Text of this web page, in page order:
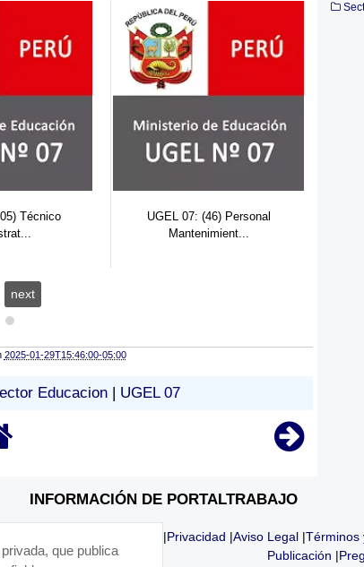
Técnico
UGEL 07: (46) Personal
Mantenimient...
next
2025-01-29T15:46:00-05:00
Educacion UGEL 07
INFORMACIÓN DE PORTALTRABAJO
que publica
|Privacidad |Aviso Legal |Términos
Publicación |